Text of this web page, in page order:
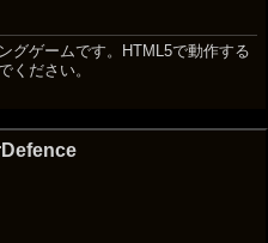
グゲームです。HTML5で動作する
ください。